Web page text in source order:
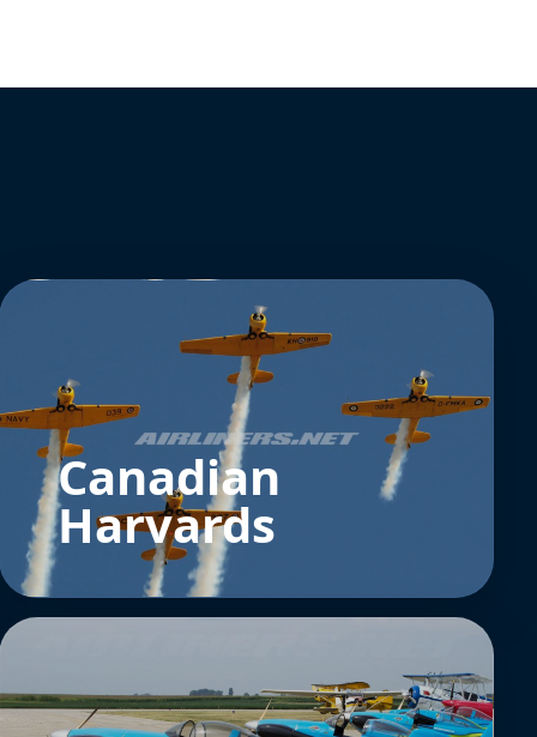
Canadian
Harvards